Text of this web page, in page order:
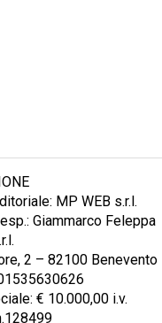
MP WEB s.r.l.
Giammarco Feleppa
2 – 82100 Benevento
€ 10.000,00 i.v.